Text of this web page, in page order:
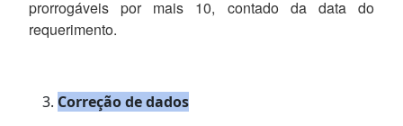
prorrogáveis por mais 10, contado da data do
requerimento.
Correção de dados